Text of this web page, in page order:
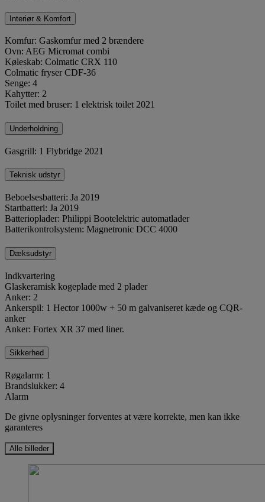
Interiør & Komfort
Komfur: Gaskomfur med 2 brændere
Ovn: AEG Micromat combi
Køleskab: Colmatic CRX 110
Colmatic fryser CDF-36
Senge: 4
Kahytter: 2
Toilet med bruser: 1 elektrisk toilet 2021
Underholdning
Gasgrill: 1 Flybridge 2021
Teknisk udstyr
Beboelsesbatteri: Ja 2019
Startbatteri: Ja 2019
Batterioplader: Philippi Bootelektric automatlader
Batterikontrolsystem: Magnetronic DCC 4000
Dæksudstyr
Indkvartering
Glaskeramisk kogeplade med 2 plader
Anker: 2
Ankerspil: 1 Hector 1000w + 50 m galvaniseret kæde og CQR-
anker
Anker: Fortex XR 37 med liner.
Sikkerhed
Røgalarm: 1
Brandslukker: 4
Alarm
De givne oplysninger forventes at være korrekte, men kan ikke
garanteres
Alle billeder